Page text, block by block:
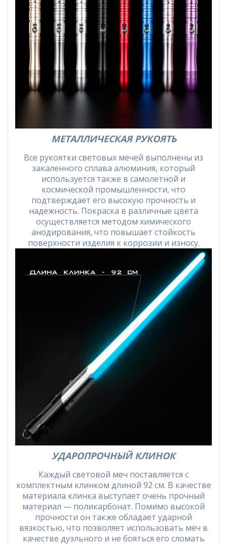
МЕТАЛЛИЧЕСКАЯ РУКОЯТЬ
Все рукоятки световых мечей выполнены из
закаленного сплава алюминия, который
используется также в самолетной и
космической промышленности, что
подтверждает его высокую прочность и
надежность. Покраска в различные цвета
осуществляется методом химического
анодирования, что повышает стойкость
поверхности изделия к коррозии и износу.
УДАРОПРОЧНЫЙ КЛИНОК
Каждый световой меч поставляется с
комплектным клинком длиной 92 см. В качестве
материала клинка выступает очень прочный
материал — поликарбонат. Помимо высокой
прочности он также обладает ударной
вязкостью, что позволяет использовать меч в
качестве дуэльного и не бояться его сломать